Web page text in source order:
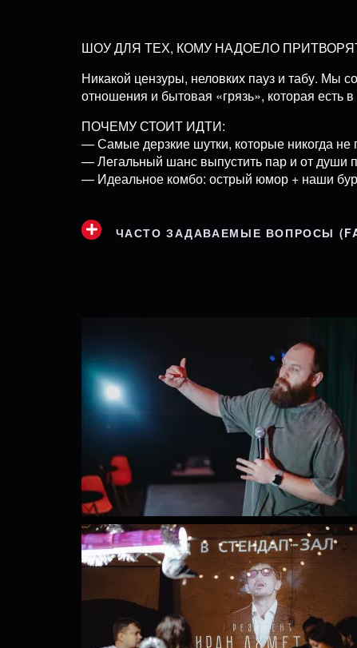
ШОУ ДЛЯ ТЕХ, КОМУ НАДОЕЛО
Никакой цензуры, неловких пауз и табу. Мы
отношения и бытовая «грязь», которая есть
ПОЧЕМУ СТОИТ ИДТИ:
— Самые дерзкие шутки, которые никогда не
— Легальный шанс выпустить пар и от души
— Идеальное комбо: острый юмор + наши
ЧАСТО ЗАДАВАЕМЫЕ ВОПРОСЫ